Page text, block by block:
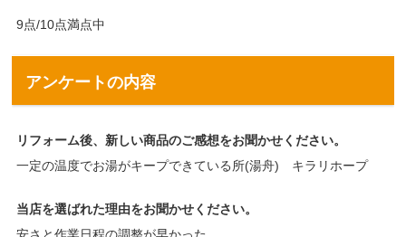
9点/10点満点中
アンケートの内容
リフォーム後、新しい商品のご感想をお聞かせください。
一定の温度でお湯がキープできている所(湯舟) キラリホープ
当店を選ばれた理由をお聞かせください。